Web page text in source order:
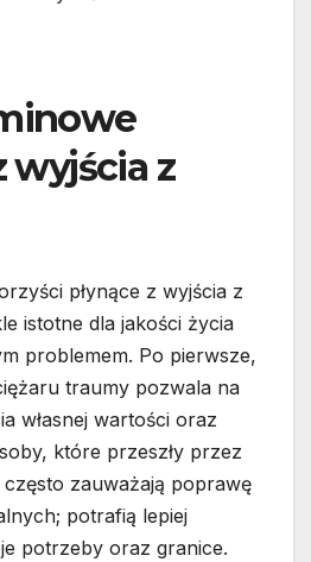
wyjścia z
płynące z wyjścia z
istotne dla jakości życia
problemem. Po pierwsze,
traumy pozwala na
własnej wartości oraz
które przeszły przez
zauważają poprawę
potrafią lepiej
potrzeby oraz granice.